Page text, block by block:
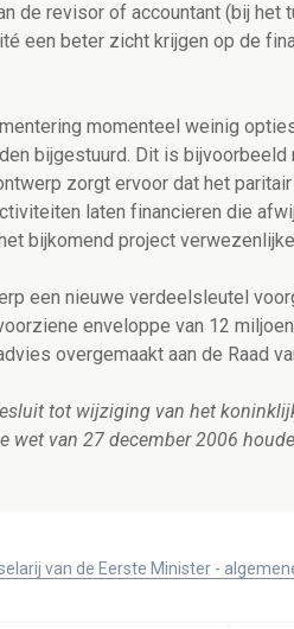
de revisor of accountant (bij
een beter zicht krijgen op de
momenteel weinig
bijgestuurd. Dit is
zorgt ervoor dat het
laten financieren die
bijkomend project
een nieuwe verdeelsleutel
enveloppe van 12
overgemaakt aan de Raad
tot wijziging van het
wet van 27 december 2006
van de Eerste Minister -